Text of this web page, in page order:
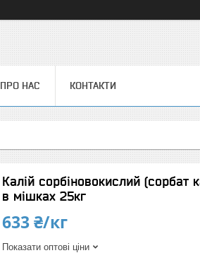
ПРО НАС КОНТАКТИ
Калій сорбіновокислий (сорбат
в мішках 25кг
633 ₴/кг
Показати оптові ціни